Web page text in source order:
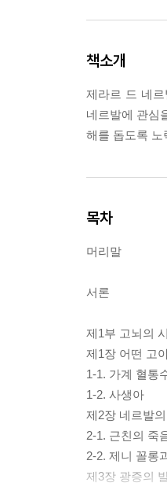
책소개
제라르 드 네
네르발에 관심
해를 돕도록 노
목차
머리말
서론
제1부 고뇌의
제1장 어떤 고
1-1. 가계 혈통
1-2. 사생아
제2장 네르발
2-1. 근친의 죽
2-2. 제니 꼴롱
제3장 광증의